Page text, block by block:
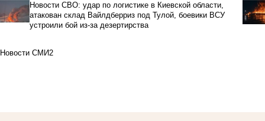
Новости СВО: удар по логистике в Киевской области,
атакован склад Вайлдберриз под Тулой, боевики ВСУ
устроили бой из-за дезертирства
Новости СМИ2